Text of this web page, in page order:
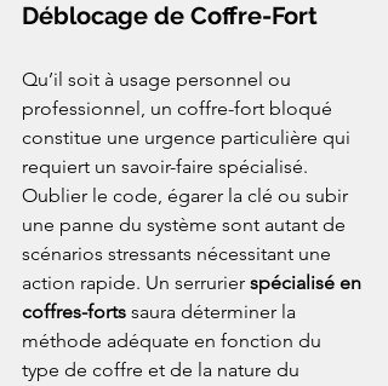
Déblocage de Coffre-Fort
Qu’il soit à usage personnel ou
professionnel, un coffre-fort bloqué
constitue une urgence particulière qui
requiert un savoir-faire spécialisé.
Oublier le code, égarer la clé ou subir
une panne du système sont autant de
scénarios stressants nécessitant une
action rapide. Un serrurier spécialisé en
coffres-forts saura déterminer la
méthode adéquate en fonction du
type de coffre et de la nature du